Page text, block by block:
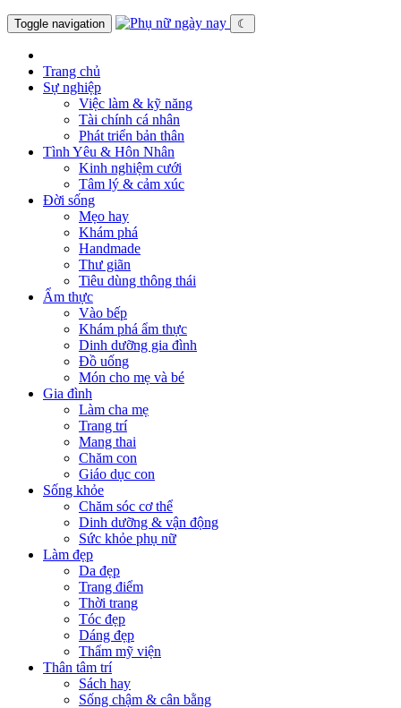
Toggle navigation ☾
Trang chủ
Sự nghiệp
Việc làm & kỹ năng
Tài chính cá nhân
Phát triển bản thân
Tình Yêu & Hôn Nhân
Kinh nghiệm cưới
Tâm lý & cảm xúc
Đời sống
Mẹo hay
Khám phá
Handmade
Thư giãn
Tiêu dùng thông thái
Ẩm thực
Vào bếp
Khám phá ẩm thực
Dinh dưỡng gia đình
Đồ uống
Món cho mẹ và bé
Gia đình
Làm cha mẹ
Trang trí
Mang thai
Chăm con
Giáo dục con
Sống khỏe
Chăm sóc cơ thể
Dinh dưỡng & vận động
Sức khỏe phụ nữ
Làm đẹp
Da đẹp
Trang điểm
Thời trang
Tóc đẹp
Dáng đẹp
Thẩm mỹ viện
Thân tâm trí
Sách hay
Sống chậm & cân bằng